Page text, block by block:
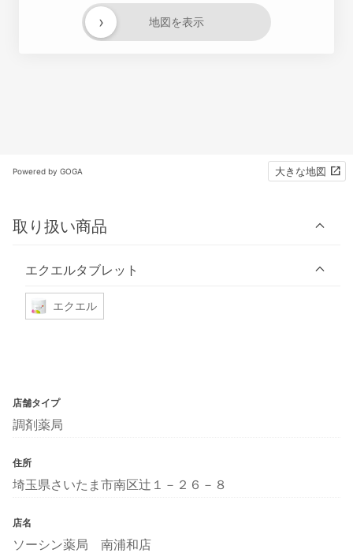
地図を表示
›
Powered by GOGA 大きな地図
取り扱い商品
エクエルタブレット
エクエル
店舗タイプ
調剤薬局
住所
埼玉県さいたま市南区辻１－２６－８
店名
ソーシン薬局 南浦和店